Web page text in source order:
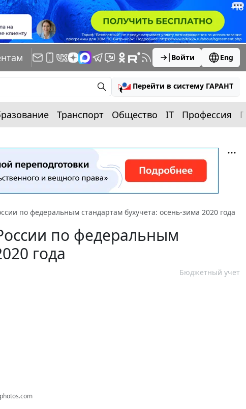
Войти Eng
Перейти в систему ГАРАНТ
Транспорт Общество IT Профессия
по федеральным стандартам бухучета: осень-зима 2020 года
по федеральным
года
Бюджетный учет